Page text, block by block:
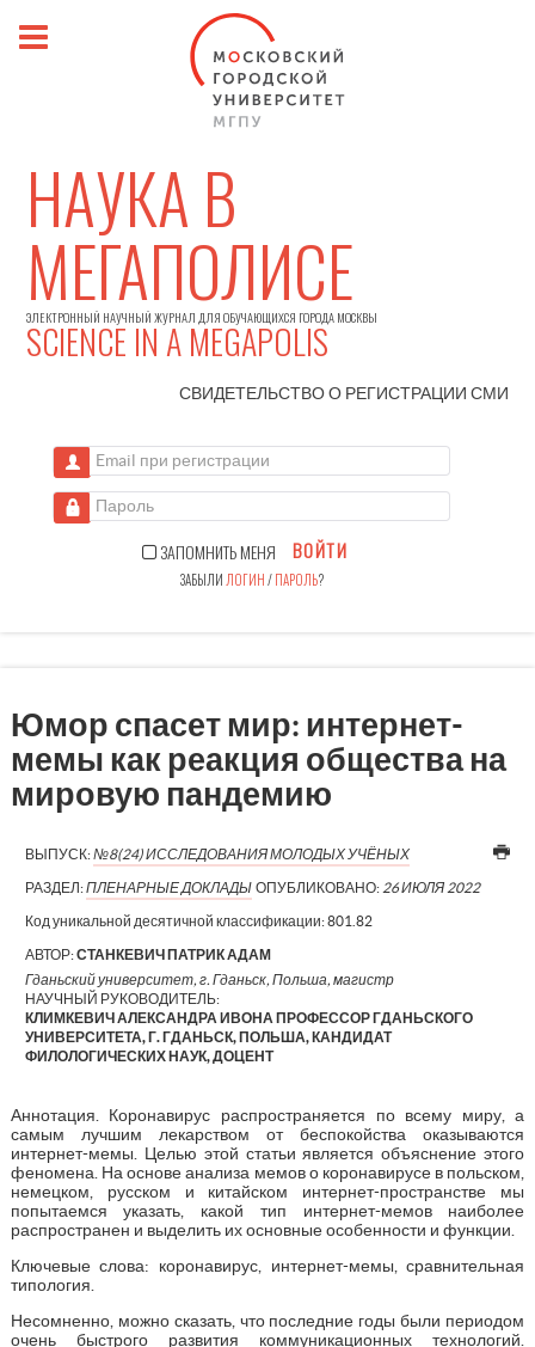
НАУКА В
МЕГАПОЛИСЕ
ЭЛЕКТРОННЫЙ НАУЧНЫЙ ЖУРНАЛ ДЛЯ ОБУЧАЮЩИХСЯ ГОРОДА МОСКВЫ
SCIENCE IN A MEGAPOLIS
СВИДЕТЕЛЬСТВО О РЕГИСТРАЦИИСМИ
Email при регистрации
Пароль
ЗАПОМНИТЬ МЕНЯ ВОЙТИ
ЗАБЫЛИ ЛОГИН/ПАРОЛЬ?
Юмор спасет мир: интернет-
мемы как реакция общества на
мировую пандемию
ВЫПУСК:№8(24) ИССЛЕДОВАНИЯ МОЛОДЫХ УЧЁНЫХ
РАЗДЕЛ:ПЛЕНАРНЫЕ ДОКЛАДЫ ОПУБЛИКОВАНО: 26 ИЮЛЯ 2022
Код уникальной десятичной классификации:801.82
АВТОР:СТАНКЕВИЧ ПАТРИК АДАМ
Гданьский университет, г. Гданьск, Польша, магистр
НАУЧНЫЙ РУКОВОДИТЕЛЬ:
КЛИМКЕВИЧ АЛЕКСАНДРА ИВОНА ПРОФЕССОР ГДАНЬСКОГО
УНИВЕРСИТЕТА, Г. ГДАНЬСК, ПОЛЬША, КАНДИДАТ
ФИЛОЛОГИЧЕСКИХ НАУК, ДОЦЕНТ
Аннотация. Коронавирус распространяется по всему миру, а
самым лучшим лекарством от беспокойства оказываются
интернет-мемы. Целью этой статьи является объяснение этого
феномена. На основе анализа мемов о коронавирусе в польском,
немецком, русском и китайском интернет-пространстве мы
попытаемся указать, какой тип интернет-мемов наиболее
распространен и выделить их основные особенности и функции.
Ключевые слова: коронавирус, интернет-мемы, сравнительная
типология.
Несомненно, можно сказать, что последние годы были периодом
очень быстрого развития коммуникационных технологий.